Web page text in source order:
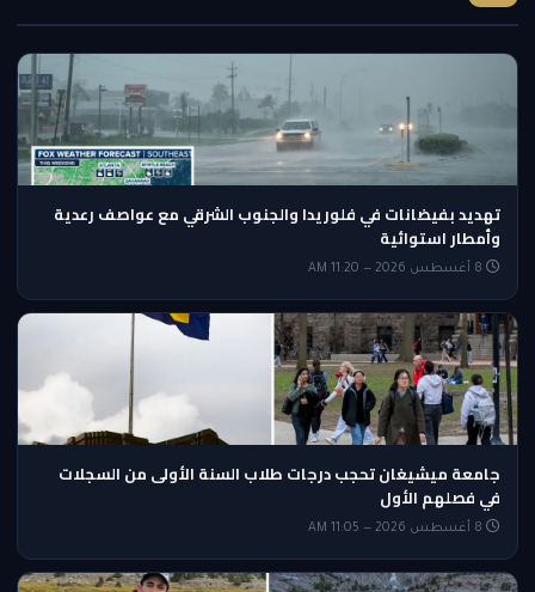
تهديد بفيضانات في فلوريدا والجنوب الشرقي مع عواصف رعدية
وأمطار استوائية
جامعة ميشيغان تحجب درجات طلاب السنة الأولى من السجلات
في فصلهم الأول